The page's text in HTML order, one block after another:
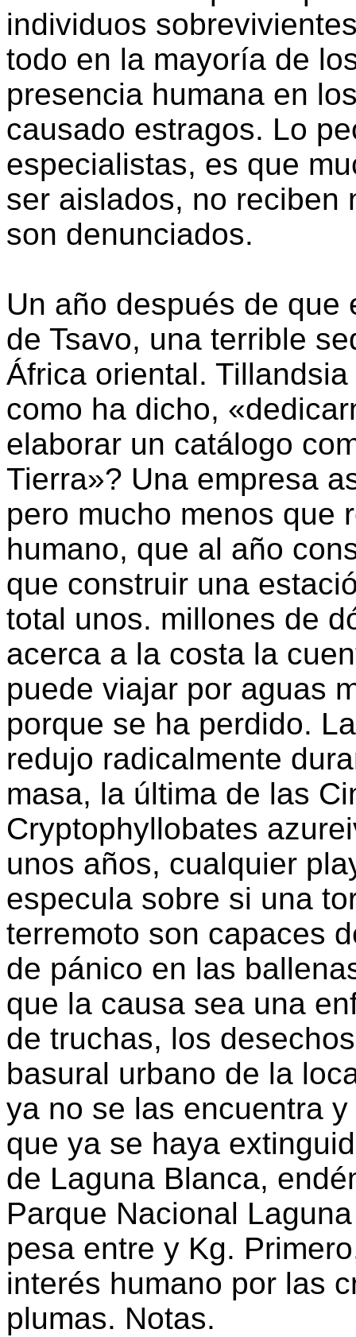
individuos
todo en la mayoría de
presencia humana en
causado estragos. Lo
especialistas, es que
ser aislados, no reciben
son denunciados.
Un año después de que
de Tsavo, una terrible
África oriental.
como ha dicho,
elaborar un catálogo
Tierra»? Una empresa
pero mucho menos que
humano, que al año
que construir una
total unos. millones de
acerca a la costa la
puede viajar por aguas
porque se ha perdido.
redujo radicalmente
masa, la última de las
Cryptophyllobates
unos años, cualquier
especula sobre si una
terremoto son capaces
de pánico en las
que la causa sea una
de truchas, los
basural urbano de la
ya no se las encuentra
que ya se haya
de Laguna Blanca,
Parque Nacional
pesa entre y Kg.
interés humano por las
plumas. Notas.